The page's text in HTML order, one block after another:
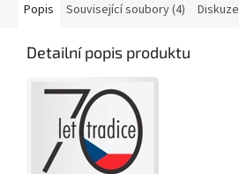
Popis Související soubory (4) Diskuze
Detailní popis produktu